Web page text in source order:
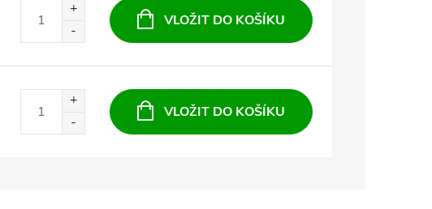
VLOŽIT DO KOŠÍKU
VLOŽIT DO KOŠÍKU